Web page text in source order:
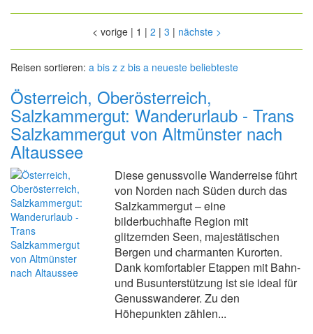
< vorige | 1 | 2 | 3 | nächste >
Reisen sortieren: a bis z z bis a neueste beliebteste
Österreich, Oberösterreich,
Salzkammergut: Wanderurlaub - Trans
Salzkammergut von Altmünster nach
Altaussee
Diese genussvolle Wanderreise führt
von Norden nach Süden durch das
Salzkammergut – eine
bilderbuchhafte Region mit
glitzernden Seen, majestätischen
Bergen und charmanten Kurorten.
Dank komfortabler Etappen mit Bahn-
und Busunterstützung ist sie ideal für
Genusswanderer. Zu den
Höhepunkten zählen...